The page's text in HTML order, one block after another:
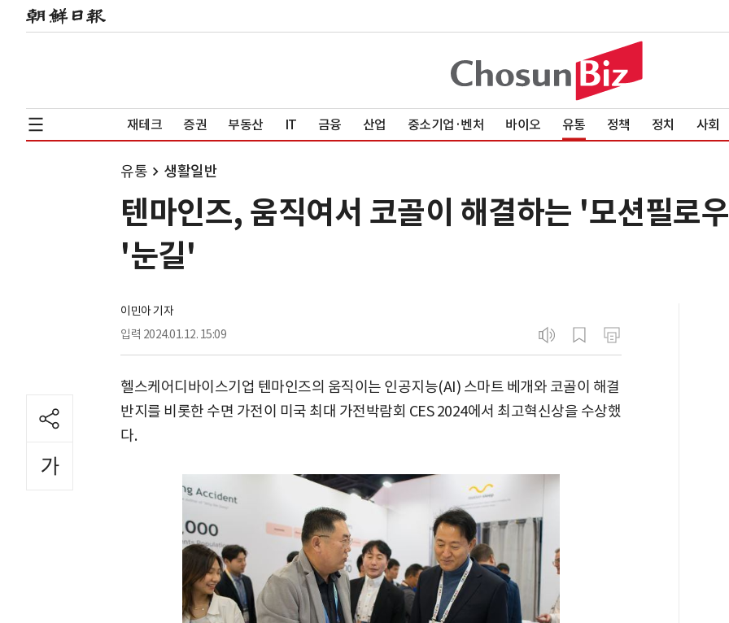
재테크 증권 부동산 IT 금융 산업 중소기업·벤처 바이오 유통 정책 정치 사회
유통 생활일반
텐마인즈, 움직여서 코골이 해결하는 '모션필로
'눈길'
이민아 기자
입력 2024.01.12. 15:09
헬스케어디바이스기업 텐마인즈의 움직이는 인공지능(AI) 스마트 베개와 코골이 해결
반지를 비롯한 수면 가전이 미국 최대 가전박람회 CES 2024에서 최고혁신상을 수상했
다.